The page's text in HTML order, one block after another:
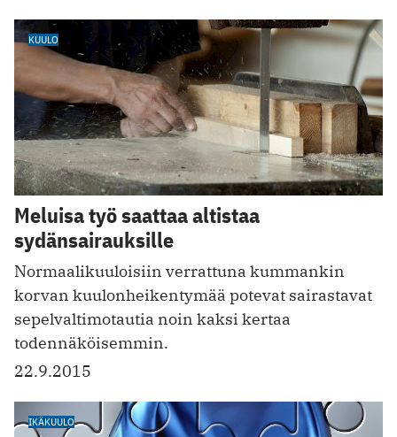
KUULO
Meluisa työ saattaa altistaa
sydänsairauksille
Normaalikuuloisiin verrattuna kummankin
korvan kuulonheikentymää potevat sairastavat
sepelvaltimotautia noin kaksi kertaa
todennäköisemmin.
22.9.2015
IKÄKUULO